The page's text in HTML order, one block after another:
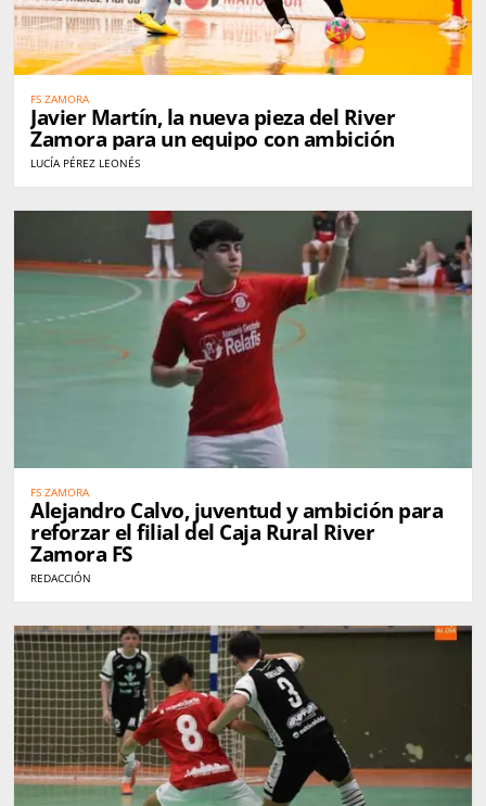
FS ZAMORA
Javier Martín, la nueva pieza del River
Zamora para un equipo con ambición
LUCÍA PÉREZ LEONÉS
FS ZAMORA
Alejandro Calvo, juventud y ambición para
reforzar el filial del Caja Rural River
Zamora FS
REDACCIÓN